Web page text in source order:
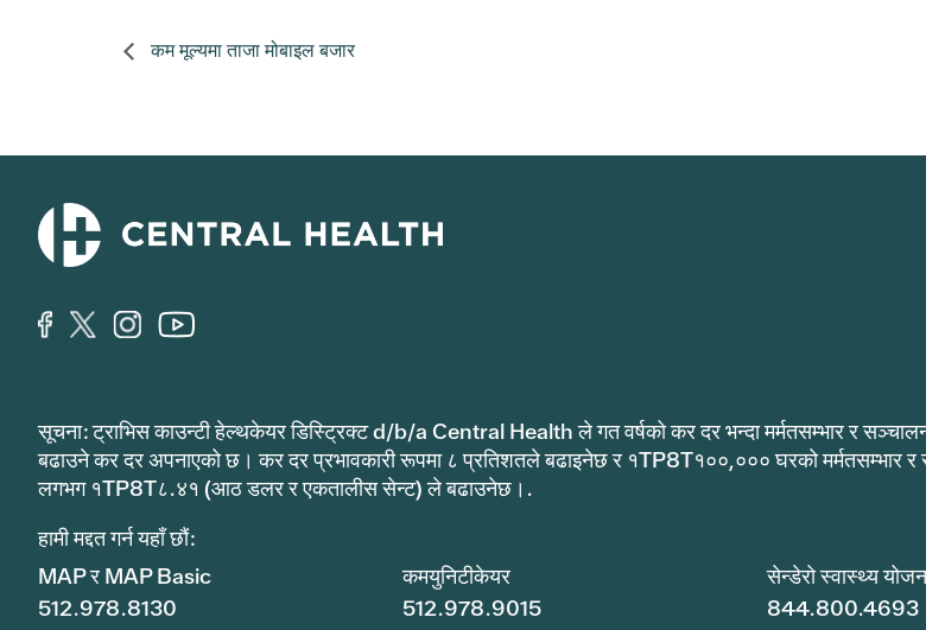
कम मूल्यमा ताजा मोबाइल बजार
सूचना: ट्राभिस काउन्टी हेल्थकेयर डिस्ट्रिक्ट d/b/a Central Health ले गत वर्षको कर दर भन्दा मर्मतसम्भार र
बढाउने कर दर अपनाएको छ। कर दर प्रभावकारी रूपमा ८ प्रतिशतले बढाइनेछ र १TP8T१००,००० घरको मर्मतसम्भार र
लगभग १TP8T८.४१ (आठ डलर र एकतालीस सेन्ट) ले बढाउनेछ।.
हामी मद्दत गर्न यहाँ छौं:
MAP र MAP Basic
512.978.8130
कमयुनिटीकेयर
512.978.9015
सेन्डेरो स्वास्थ्य
844.800.4693